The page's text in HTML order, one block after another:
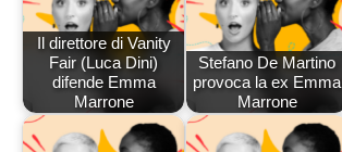
Il direttore di Vanity
Fair (Luca Dini)
difende Emma
Marrone
Stefano De Martino
provoca la ex Emma
Marrone